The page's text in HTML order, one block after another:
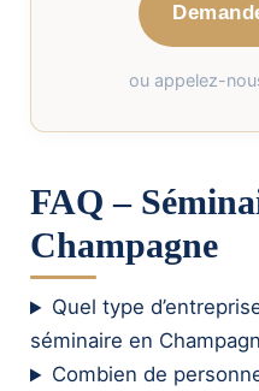
ou appelez-
FAQ –
Champagne
Quel type
séminaire en
Combien de